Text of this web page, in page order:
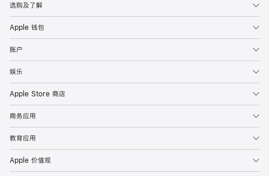
选购及了解
Apple 钱包
账户
娱乐
Apple Store 商店
商务应用
教育应用
Apple 价值观